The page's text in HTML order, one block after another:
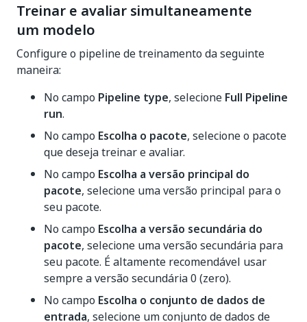
Treinar e avaliar simultaneamente
um modelo
Configure o pipeline de treinamento da seguinte
maneira:
No campo Pipeline type, selecione Full Pipeline
run.
No campo Escolha o pacote, selecione o pacote
que deseja treinar e avaliar.
No campo Escolha a versão principal do
pacote, selecione uma versão principal para o
seu pacote.
No campo Escolha a versão secundária do
pacote, selecione uma versão secundária para
seu pacote. É altamente recomendável usar
sempre a versão secundária 0 (zero).
No campo Escolha o conjunto de dados de
entrada, selecione um conjunto de dados de